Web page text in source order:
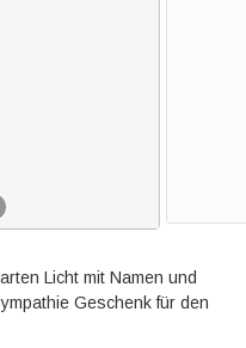
Licht mit Namen und
Geschenk für den